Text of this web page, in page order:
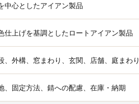
中心としたアイアン製品
仕上げを基調としたロートアイアン製品
、外構、窓まわり、玄関、店舗、庭まわり
、固定方法、錆への配慮、在庫・納期